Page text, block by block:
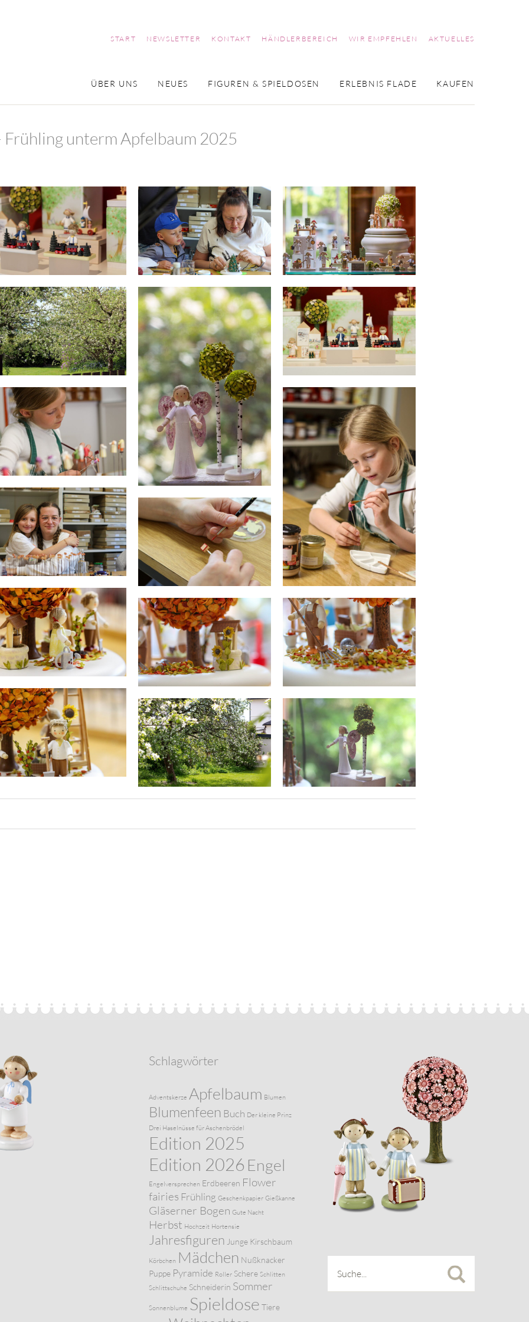
ÜBER UNS NEUES FIGUREN & SPIELDOSEN ERLEBNIS FLADE KAUFEN
START NEWSLETTER KONTAKT HÄNDLERBEREICH WIR EMPFEHLEN AKTUELLES
Frühling unterm Apfelbaum 2025
Schlagwörter
Adventskerze Apfelbaum Blumen
Blumenfeen Buch Der kleine Prinz
Drei Haselnüsse für Aschenbrödel
Edition 2025
Edition 2026 Engel
Engelversprechen Erdbeeren Flower
fairies Frühling Geschenkpapier Gießkanne
Gläserner Bogen Gute Nacht
Herbst Hochzeit Hortensie
Jahresfiguren Junge Kirschbaum
Körbchen Mädchen Nußknacker
Puppe Pyramide Roller Schere Schlitten
Schlittschuhe Schneiderin Sommer
Sonnenblume Spieldose Tiere